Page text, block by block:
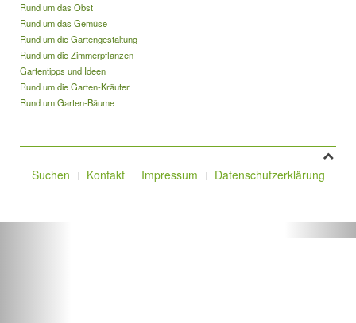
Rund um das Obst
Rund um das Gemüse
Rund um die Gartengestaltung
Rund um die Zimmerpflanzen
Gartentipps und Ideen
Rund um die Garten-Kräuter
Rund um Garten-Bäume
Suchen Kontakt Impressum Datenschutzerklärung